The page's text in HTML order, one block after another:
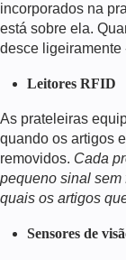
incorporados na
está sobre ela.
desce ligeiramente
Leitores RFID
As prateleiras
quando os artigos
removidos. Cada
pequeno sinal sem
quais os artigos
Sensores de